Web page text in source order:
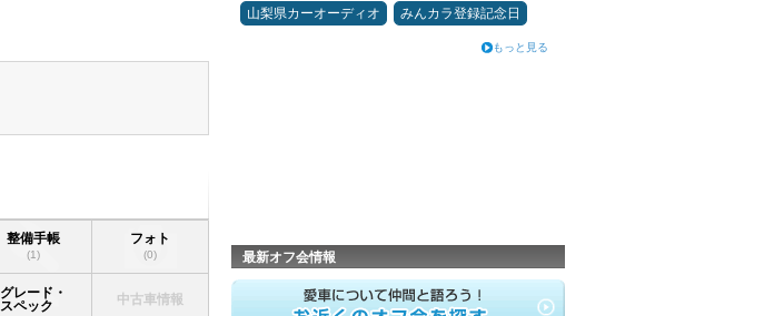
整備手帳
(1)
フォト
(0)
グレード・
スペック
中古車情報
山梨県カーオーディオ
みんカラ登録記念日
もっと見る
最新オフ会情報